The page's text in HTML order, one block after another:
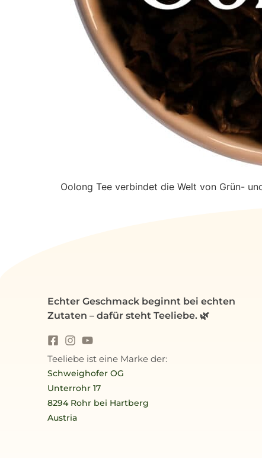
Oolong Tee verbindet die Welt von Grün-
Echter Geschmack beginnt bei echten
Zutaten – dafür steht Teeliebe. 🌿
Teeliebe ist eine Marke der:
Schweighofer OG
Unterrohr 17
8294 Rohr bei Hartberg
Austria